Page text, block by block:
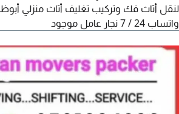
لنقل أثاث فك وتركيب تغليف أثاث منزلي
واتساب 24 / 7 نجار عامل موجود